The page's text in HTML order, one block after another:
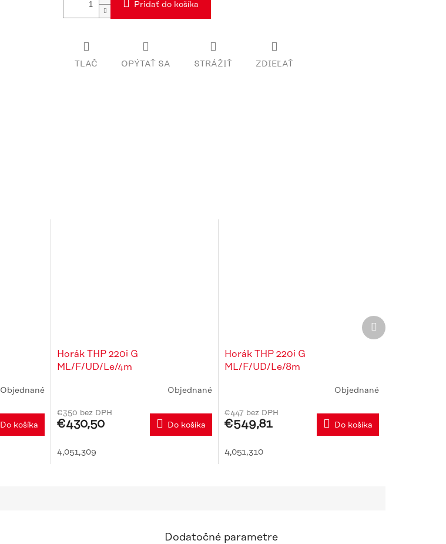
Pridať do košíka
TLAČ OPÝTAŤ SA STRÁŽIŤ ZDIEĽAŤ
Objednané
Do košíka
Horák THP 220i G
ML/F/UD/Le/4m
produktu
je
z
Objednané
€350 bez DPH
€430,50 Do košíka
4,051,309
Horák THP 220i G
ML/F/UD/Le/8m
produktu
je
z
Objednané
€447 bez DPH
€549,81 Do košíka
4,051,310
Ďalší
produkt
Dodatočné parametre